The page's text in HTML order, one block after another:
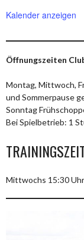
Kalender anzeigen
Öffnungszeiten
Montag, Mittwoch,
und Sommerpause
Sonntag
Bei Spielbetrieb: 1
Mittwochs 15:30